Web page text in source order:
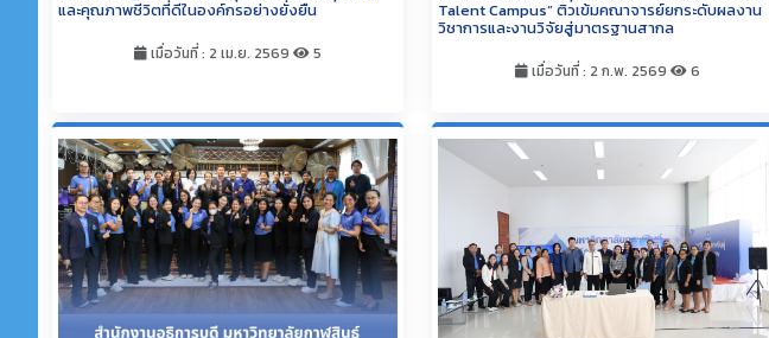
และคุณภาพชีวิตที่ดีในองค์กรอย่างยั่งยืน
เมื่อวันที่ : 2 เม.ย. 2569 5
Talent Campus” ติวเข้มคณาจารย์ยกระดับผลงาน
วิชาการและงานวิจัยสู่มาตรฐานสากล
เมื่อวันที่ : 2 ก.พ. 2569 6